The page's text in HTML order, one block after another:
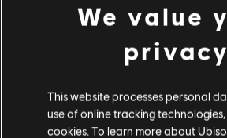
We value
privacy
This website processes personal
use of online tracking
cookies. To learn more about